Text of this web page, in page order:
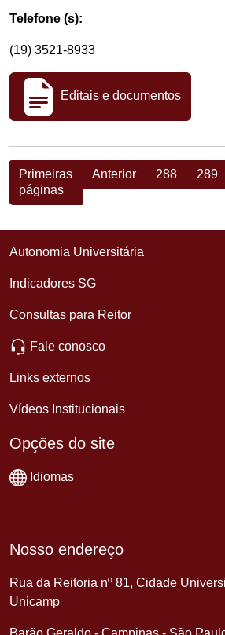
Telefone (s):
(19) 3521-8933
Editais e documentos
Primeiras
páginas
Anterior 288 289
Autonomia Universitária
Indicadores SG
Consultas para Reitor
Fale conosco
Links externos
Vídeos Institucionais
Opções do site
Idiomas
Nosso endereço
Rua da Reitoria nº 81, Cidade
Unicamp